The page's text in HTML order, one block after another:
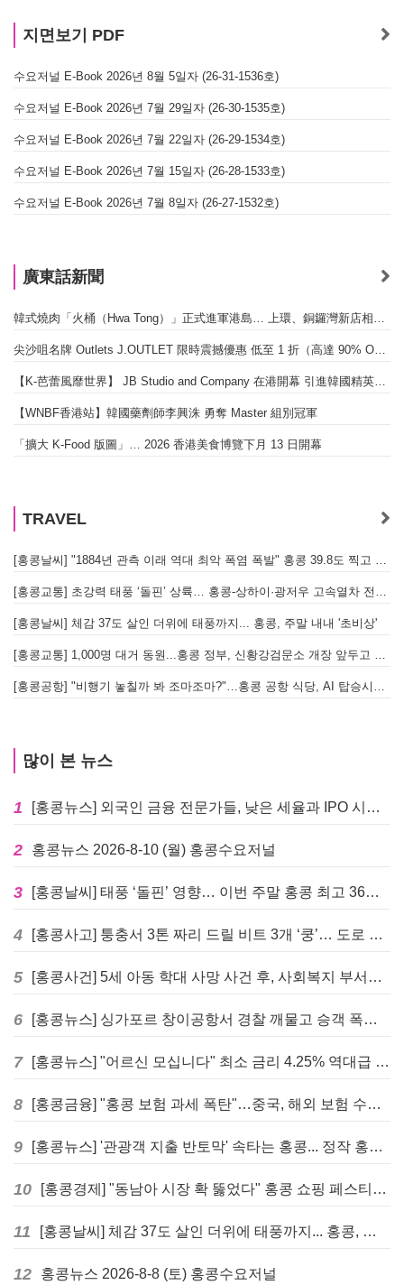
지면보기 PDF
수요저널 E-Book 2026년 8월 5일자 (26-31-1536호)
수요저널 E-Book 2026년 7월 29일자 (26-30-1535호)
수요저널 E-Book 2026년 7월 22일자 (26-29-1534호)
수요저널 E-Book 2026년 7월 15일자 (26-28-1533호)
수요저널 E-Book 2026년 7월 8일자 (26-27-1532호)
廣東話新聞
韓式燒肉「火桶（Hwa Tong）」正式進軍港島… 上環、銅鑼灣新店相繼開幕
尖沙咀名牌 Outlets J.OUTLET 限時震撼優惠 低至 1 折（高達 90% OFF）
【K-芭蕾風靡世界】 JB Studio and Company 在港開幕 引進韓國精英芭蕾教育系統
【WNBF香港站】韓國藥劑師李興洙 勇奪 Master 組別冠軍
「擴大 K-Food 版圖」… 2026 香港美食博覽下月 13 日開幕
TRAVEL
[홍콩날씨] "1884년 관측 이래 역대 최악 폭염 폭발" 홍콩 39.8도 찍고 역대 최고 기록 경신
[홍콩교통] 초강력 태풍 ‘돌핀’ 상륙… 홍콩-상하이·광저우 고속열차 전면 중단
[홍콩날씨] 체감 37도 살인 더위에 태풍까지... 홍콩, 주말 내내 '초비상'
[홍콩교통] 1,000명 대거 동원...홍콩 정부, 신황강검문소 개장 앞두고 실전 훈련 돌입
[홍콩공항] "비행기 놓칠까 봐 조마조마?"…홍콩 공항 식당, AI 탑승시간 계산해 메뉴 추천해 준다
많이 본 뉴스
1 [홍콩뉴스] 외국인 금융 전문가들, 낮은 세율과 IPO 시장 회복에 홍콩으로 '대거 복귀'
2 홍콩뉴스 2026-8-10 (월) 홍콩수요저널
3 [홍콩날씨] 태풍 ‘돌핀’ 영향… 이번 주말 홍콩 최고 36도 폭염 비상
4 [홍콩사고] 퉁충서 3톤 짜리 드릴 비트 3개 ‘쿵’… 도로 파손·교통 마비
5 [홍콩사건] 5세 아동 학대 사망 사건 후, 사회복지 부서에 내부 검토 및 교육 강화 촉구
6 [홍콩뉴스] 싱가포르 창이공항서 경찰 깨물고 승객 폭행한 홍콩 모자, 결국 감옥행
7 [홍콩뉴스] "어르신 모십니다" 최소 금리 4.25% 역대급 혜택, 홍콩 실버채권 발행
8 [홍콩금융] "홍콩 보험 과세 폭탄"…중국, 해외 보험 수익에 20% 세금 부과로 관련주 급락
9 [홍콩뉴스] '관광객 지출 반토막' 속타는 홍콩... 정작 홍콩인들은 지갑 들고 해외로?
10 [홍콩경제] "동남아 시장 확 뚫었다" 홍콩 쇼핑 페스티벌, 매출 대박 행진
11 [홍콩날씨] 체감 37도 살인 더위에 태풍까지... 홍콩, 주말 내내 '초비상'
12 홍콩뉴스 2026-8-8 (토) 홍콩수요저널